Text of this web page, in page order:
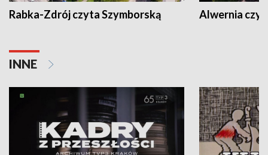
Rabka-Zdrój czyta Szymborską Alwernia
INNE